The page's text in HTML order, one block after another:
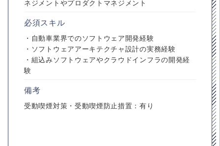
ネジメントやプロダクトマネジメント
必須スキル
・自動車業界でのソフトウェア開発経験
・ソフトウェアアーキテクチャ設計の実務経験
・組込みソフトウェアやクラウドインフラの開発経
験
備考
受動喫煙対策・受動喫煙防止措置：有り